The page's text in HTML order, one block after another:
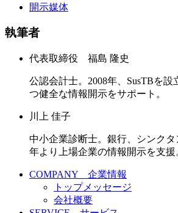
開示媒体
執筆者
代表取締役 福島 隆史
公認会計士。2008年、SusTBを
つ健全な情報開示をサポート。
川上 佳子
中小企業診断士。銀行、シンクタ
年より上場企業の情報開示を支援
COMPANY 企業情報
トップメッセージ
会社概要